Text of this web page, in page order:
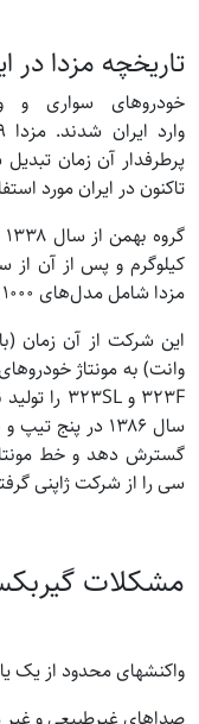
تاریخچه مزدا در
خودروهای سواری و
پرطرفدار آن زمان
تاکنون در ایران مورد
مزدا شامل مدل‌های ۱۰۰۰ و مدل ۱۶۰۰ پرداخته‌است.
این شرکت از آن زمان
سی را از شرکت ژاپنی
مشکلات
واکنشهای محدود از یک